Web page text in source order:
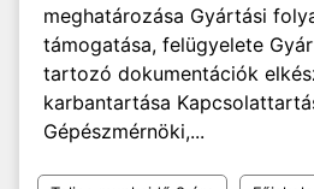
meghatározása Gyártási
támogatása, felügyelete
tartozó dokumentációk
karbantartása
Gépészmérnöki,...